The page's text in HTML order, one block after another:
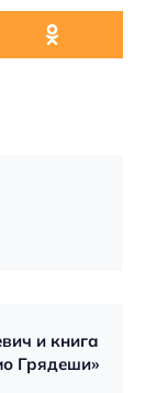
и книга
Грядеши»